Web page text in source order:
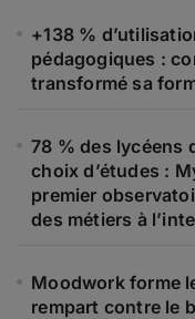
+138 %
pédagogiques :
transformé sa
78 % des lycéens
choix d’études :
premier
des métiers à
Moodwork forme
rempart contre le